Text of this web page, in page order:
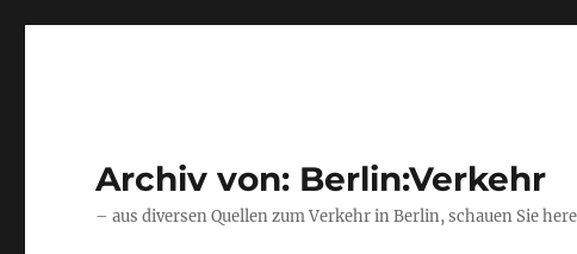
Archiv von: Berlin:Verkehr
– aus diversen Quellen zum Verkehr in Berlin, schauen Sie